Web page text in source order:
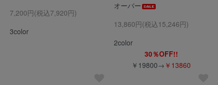
7,200円(税込7,920円)
3color
オーバー
13,860円(税込15,246円)
2color
30％OFF!!
￥19800→ ￥13860